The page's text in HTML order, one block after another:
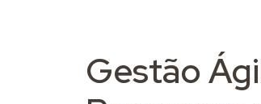
Gestão